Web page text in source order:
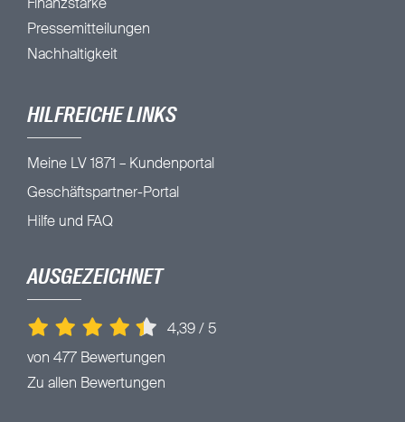
Finanzstärke
Pressemitteilungen
Nachhaltigkeit
HILFREICHE LINKS
Meine LV 1871 – Kundenportal
Geschäftspartner-Portal
Hilfe und FAQ
AUSGEZEICHNET
4,39/ 5
von 477 Bewertungen
Zu allen Bewertungen